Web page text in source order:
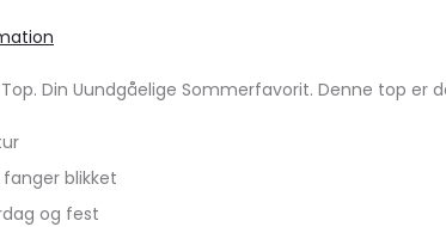
Top. Din Uundgåelige Sommerfavorit. Denne
blikket
og fest